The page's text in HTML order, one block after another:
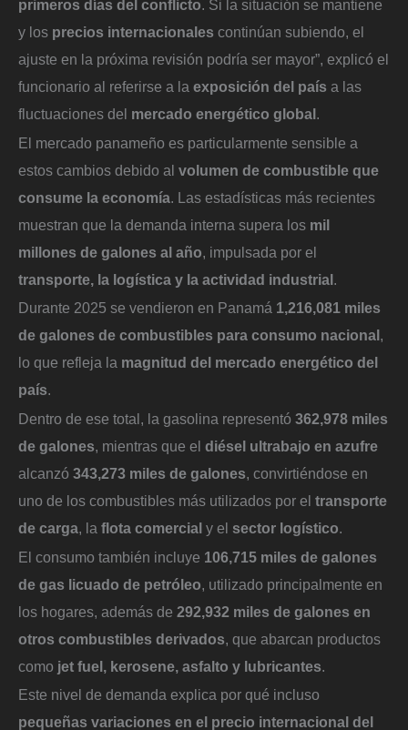
primeros días del conflicto. Si la situación se mantiene
y los precios internacionales continúan subiendo, el
ajuste en la próxima revisión podría ser mayor”, explicó el
funcionario al referirse a la exposición del país a las
fluctuaciones del mercado energético global.
El mercado panameño es particularmente sensible a
estos cambios debido al volumen de combustible que
consume la economía. Las estadísticas más recientes
muestran que la demanda interna supera los mil
millones de galones al año, impulsada por el
transporte, la logística y la actividad industrial.
Durante 2025 se vendieron en Panamá 1,216,081 miles
de galones de combustibles para consumo nacional ,
lo que refleja la magnitud del mercado energético del
país.
Dentro de ese total, la gasolina representó 362,978 miles
de galones, mientras que el diésel ultrabajo en azufre
alcanzó 343,273 miles de galones, convirtiéndose en
uno de los combustibles más utilizados por el transporte
de carga, la flota comercial y el sector logístico.
El consumo también incluye 106,715 miles de galones
de gas licuado de petróleo, utilizado principalmente en
los hogares, además de 292,932 miles de galones en
otros combustibles derivados, que abarcan productos
como jet fuel, kerosene, asfalto y lubricantes.
Este nivel de demanda explica por qué incluso
pequeñas variaciones en el precio internacional del